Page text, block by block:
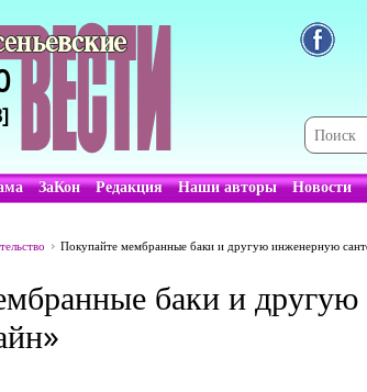
ЗаКон Редакция Наши авторы Новости
Покупайте мембранные баки и другую инженерную
баки и